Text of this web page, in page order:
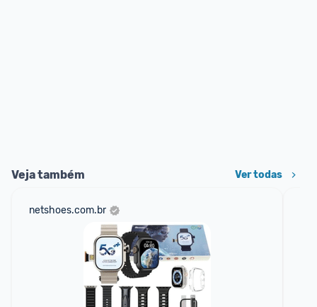
Veja também Ver todas
netshoes.com.br